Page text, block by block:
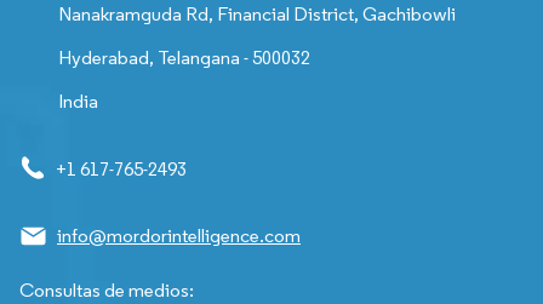
Nanakramguda Rd, Financial District, Gachibowli
Hyderabad, Telangana - 500032
India
+1 617-765-2493
info@mordorintelligence.com
Consultas de medios: